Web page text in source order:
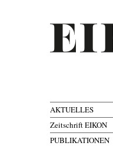
AKTUELLES
Zeitschrift EIKON
PUBLIKATIONEN